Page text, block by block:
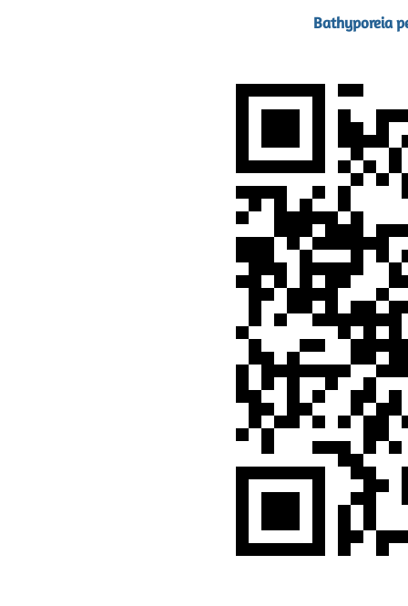
Bathyporeia